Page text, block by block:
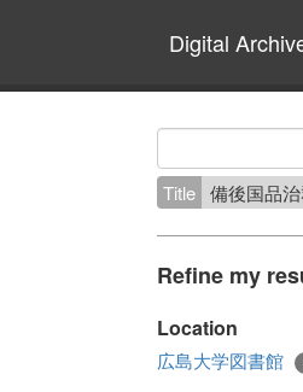
Digital
Title 備後国品
Refine my
Location
広島大学図書館